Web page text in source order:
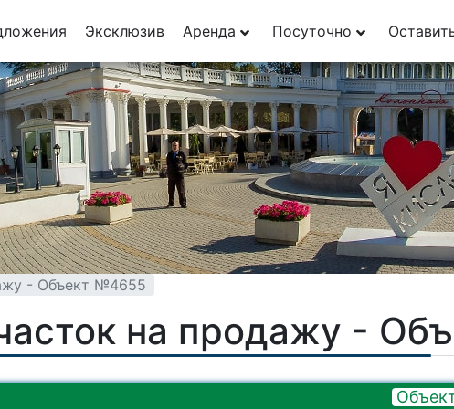
Эксклюзив Аренда Посуточно
- Объект №4655
на продажу -